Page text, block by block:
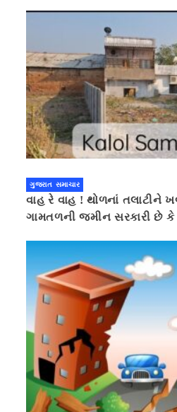
ગુજરાત સમાચાર
વાહ રે વાહ ! થોળનાં તલાટીને
ગામતળની જમીન સરકારી છે કે